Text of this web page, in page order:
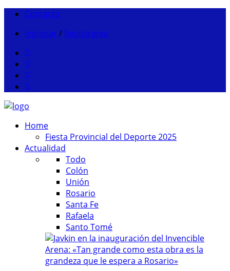
Contacto
Ingresar / Registrarse
Home
Fiesta Provincial del Deporte 2025
Actualidad
Todo
Colón
Unión
Rosario
Santa Fe
Rafaela
Santo Tomé